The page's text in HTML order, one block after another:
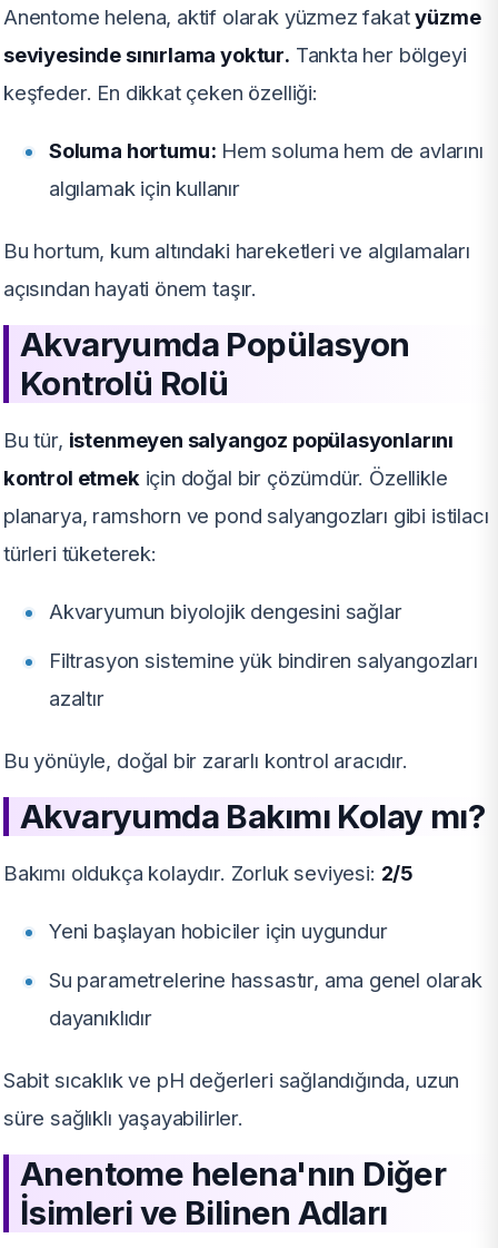
Anentome helena, aktif olarak yüzmez fakatyüzme
seviyesinde sınırlama yoktur. Tankta her bölgeyi
keşfeder. En dikkat çeken özelliği:
Soluma hortumu: Hem soluma hem de avlarını
algılamak için kullanır
Bu hortum, kum altındaki hareketleri ve algılamaları
açısından hayati önem taşır.
Akvaryumda Popülasyon
Kontrolü Rolü
Bu tür, istenmeyen salyangoz popülasyonlarını
kontrol etmekiçin doğal bir çözümdür. Özellikle
planarya, ramshorn ve pond salyangozları gibi istilacı
türleri tüketerek:
Akvaryumun biyolojik dengesini sağlar
Filtrasyon sistemine yük bindiren salyangozları
azaltır
Bu yönüyle, doğal bir zararlı kontrol aracıdır.
Akvaryumda Bakımı Kolay mı?
Bakımı oldukça kolaydır. Zorluk seviyesi: 2/5
Yeni başlayan hobiciler için uygundur
Su parametrelerine hassastır, ama genel olarak
dayanıklıdır
Sabit sıcaklık ve pH değerleri sağlandığında, uzun
süre sağlıklı yaşayabilirler.
Anentome helena'nın Diğer
İsimleri ve Bilinen Adları